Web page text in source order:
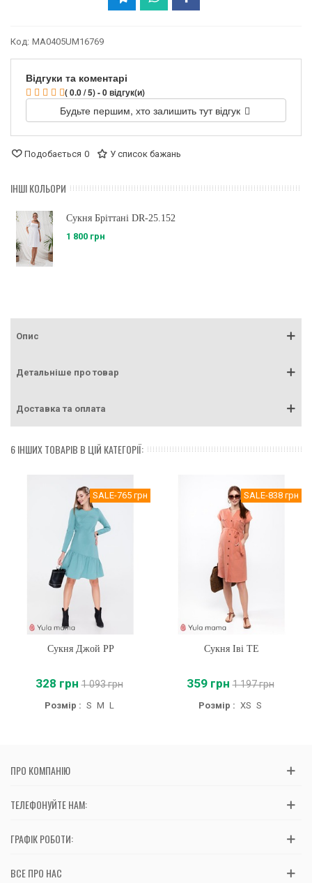
Код: MA0405UM16769
Відгуки та коментарі
( 0.0 / 5) - 0 відгук(и)
Будьте першим, хто залишить тут відгук
Подобається 0 У список бажань
ІНШІ КОЛЬОРИ
Сукня Бріттані DR-25.152
1 800 грн
Опис
Детальніше про товар
Доставка та оплата
6 ІНШИХ ТОВАРІВ В ЦІЙ КАТЕГОРІЇ:
SALE-765 грн
Сукня Джой PP
328 грн 1 093 грн
Розмір : S M L
SALE-838 грн
Сукня Іві TE
359 грн 1 197 грн
Розмір : XS S
ПРО КОМПАНІЮ
ТЕЛЕФОНУЙТЕ НАМ:
ГРАФІК РОБОТИ:
ВСЕ ПРО НАС